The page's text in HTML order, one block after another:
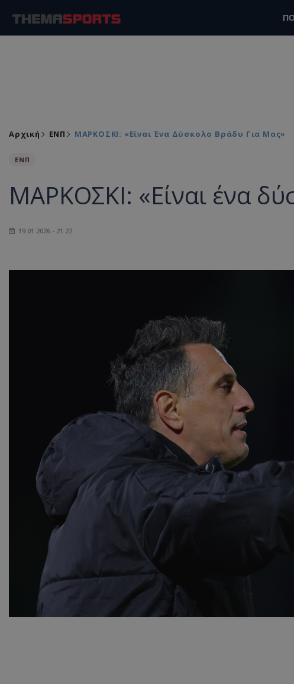
Αρχική ΕΝΠ ΜΑΡΚΟΣΚΙ: «Είναι Ένα Δύσκολο Βράδυ Για Μας»
ΕΝΠ
ΜΑΡΚΟΣΚΙ: «Είναι ένα
19.01.2026 - 21:22